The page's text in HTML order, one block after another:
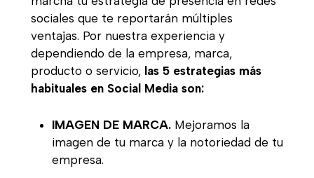
sociales que te reportarán múltiples
ventajas. Por nuestra experiencia y
dependiendo de la empresa, marca,
producto o servicio, las 5 estrategias más
habituales en Social Media son:
IMAGEN DE MARCA. Mejoramos la
imagen de tu marca y la notoriedad de tu
empresa.